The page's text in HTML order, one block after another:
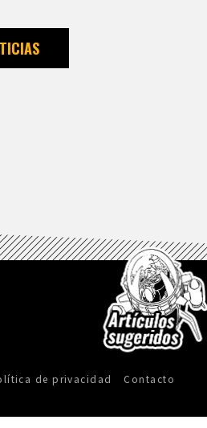
de privacidad Contacto